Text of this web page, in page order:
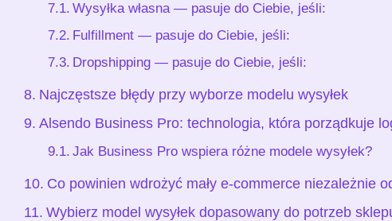
Wysyłka własna — pasuje do Ciebie, jeśli:
Fulfillment — pasuje do Ciebie, jeśli:
Dropshipping — pasuje do Ciebie, jeśli:
Najczęstsze błędy przy wyborze modelu wysyłek
Alsendo Business Pro: technologia, która porządkuje
Jak Business Pro wspiera różne modele wysyłek?
Co powinien wdrożyć mały e-commerce niezależnie
Wybierz model wysyłek dopasowany do potrzeb